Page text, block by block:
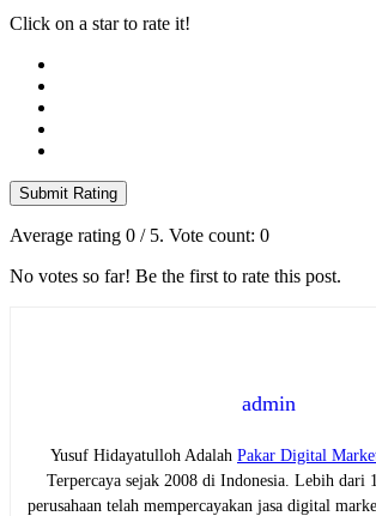
Click on a star to rate it!
Submit Rating
Average rating 0 / 5. Vote count: 0
No votes so far! Be the first to rate this post.
admin
Yusuf Hidayatulloh Adalah Pakar Digital
Terpercaya sejak 2008 di Indonesia. Lebih dari
perusahaan telah mempercayakan jasa digital